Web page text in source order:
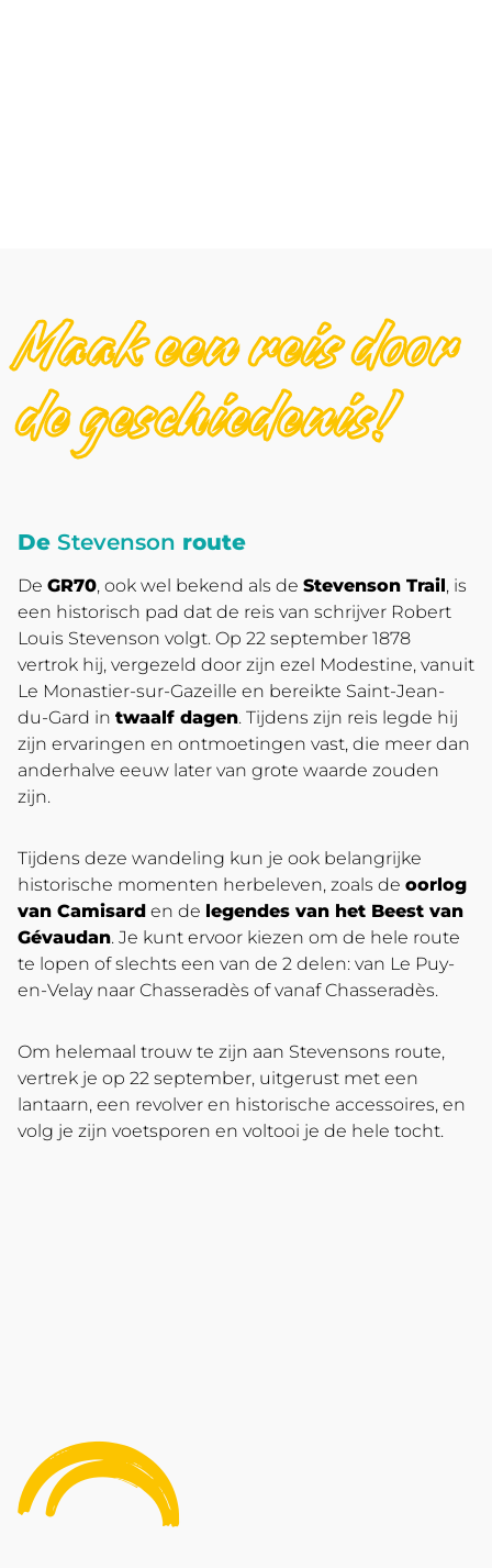
Maak een reis door
de geschiedenis!
De Stevenson route
De GR70, ook wel bekend als de Stevenson Trail, is
een historisch pad dat de reis van schrijver Robert
Louis Stevenson volgt. Op 22 september 1878
vertrok hij, vergezeld door zijn ezel Modestine, vanuit
Le Monastier-sur-Gazeille en bereikte Saint-Jean-
du-Gard in twaalf dagen. Tijdens zijn reis legde hij
zijn ervaringen en ontmoetingen vast, die meer dan
anderhalve eeuw later van grote waarde zouden
zijn.
Tijdens deze wandeling kun je ook belangrijke
historische momenten herbeleven, zoals de oorlog
van Camisard en de legendes van het Beest van
Gévaudan. Je kunt ervoor kiezen om de hele route
te lopen of slechts een van de 2 delen: van Le Puy-
en-Velay naar Chasseradès of vanaf Chasseradès.
Om helemaal trouw te zijn aan Stevensons route,
vertrek je op 22 september, uitgerust met een
lantaarn, een revolver en historische accessoires, en
volg je zijn voetsporen en voltooi je de hele tocht.